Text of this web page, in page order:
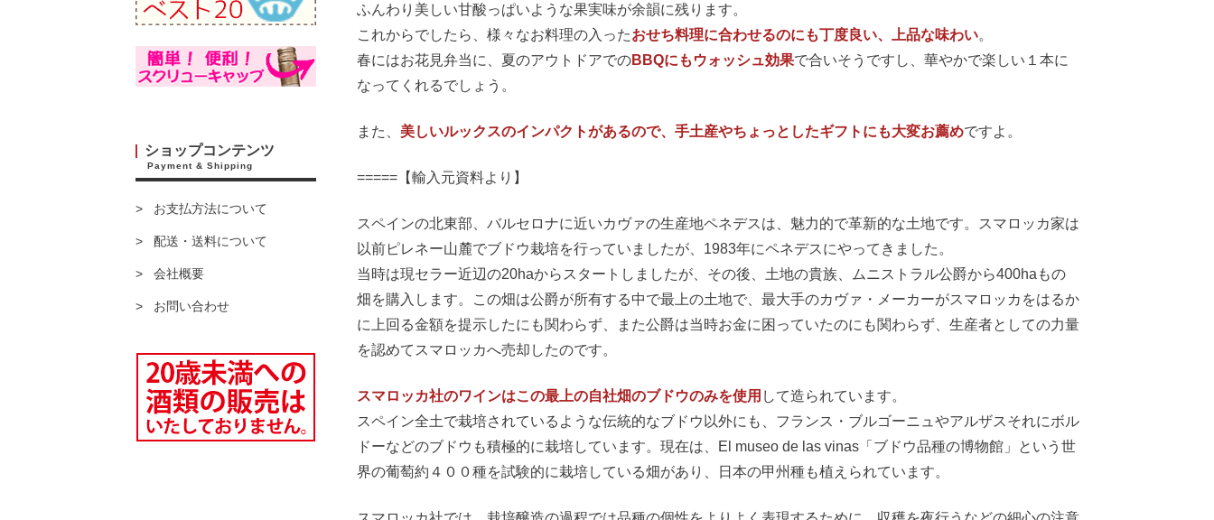
ショップコンテンツ
Payment & Shipping
お支払方法について
配送・送料について
会社概要
お問い合わせ
ふんわり美しい甘酸っぱいような果実味が余韻に残ります。
これからでしたら、様々なお料理の入ったおせち料理に合わせるのにも丁度良い、上品な味わい。
春にはお花見弁当に、夏のアウトドアでのBBQにもウォッシュ効果で合いそうですし、華やかで楽しい１本に
なってくれるでしょう。
また、 美しいルックスのインパクトがあるので、手土産やちょっとしたギフトにも大変お薦めですよ。
=====【輸入元資料より】
スペインの北東部、バルセロナに近いカヴァの生産地ペネデスは、魅力的で革新的な土地です。スマロッカ家は
以前ピレネー山麓でブドウ栽培を行っていましたが、1983年にペネデスにやってきました。
当時は現セラー近辺の20haからスタートしましたが、その後、土地の貴族、ムニストラル公爵から400haもの
畑を購入します。この畑は公爵が所有する中で最上の土地で、最大手のカヴァ・メーカーがスマロッカをはるか
に上回る金額を提示したにも関わらず、また公爵は当時お金に困っていたのにも関わらず、生産者としての力量
を認めてスマロッカへ売却したのです。
スマロッカ社のワインはこの最上の自社畑のブドウのみを使用 して造られています。
スペイン全土で栽培されているような伝統的なブドウ以外にも、フランス・ブルゴーニュやアルザスそれにボル
ドーなどのブドウも積極的に栽培しています。現在は、El museo de las vinas「ブドウ品種の博物館」という世
界の葡萄約４００種を試験的に栽培している畑があり、日本の甲州種も植えられています。